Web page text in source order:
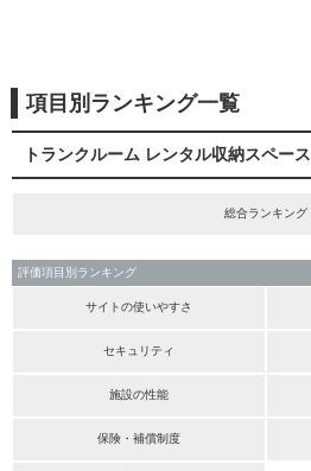
項目別ランキング一覧
トランクルーム レンタル収納スペース
総合ランキング
評価項目別ランキング
サイトの使いやすさ
セキュリティ
施設の性能
保険・補償制度